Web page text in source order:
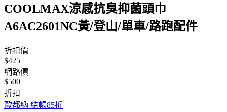
COOLMAX涼感抗臭抑菌頭巾
A6AC2601NC黃/登山/單車/路跑配件
折扣價
$425
網路價
$500
折扣
歐都納 結帳85折